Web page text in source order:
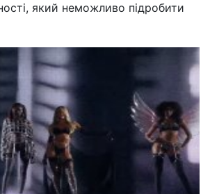
який неможливо підробити